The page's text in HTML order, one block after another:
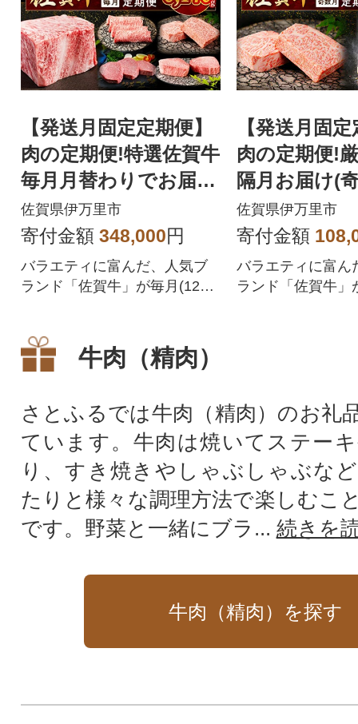
【発送月固定定期便】
肉の定期便!特選佐賀牛
毎月月替わりでお届け
全12回
佐賀県伊万里市
寄付金額 348,000円
バラエティに富んだ、人気ブ
ランド「佐賀牛」が毎月(12回)
【発送月固
肉の定期便!
隔月お届け(
回
佐賀県伊万里市
寄付金額
バラエティに富ん
ランド「佐賀牛」
牛肉（精肉）
さとふるでは牛肉（精肉）のお礼
ています。牛肉は焼いてステー
り、すき焼きやしゃぶしゃぶな
たりと様々な調理方法で楽しむこ
です。野菜と一緒にブラ... 続きを
牛肉（精肉）を探す